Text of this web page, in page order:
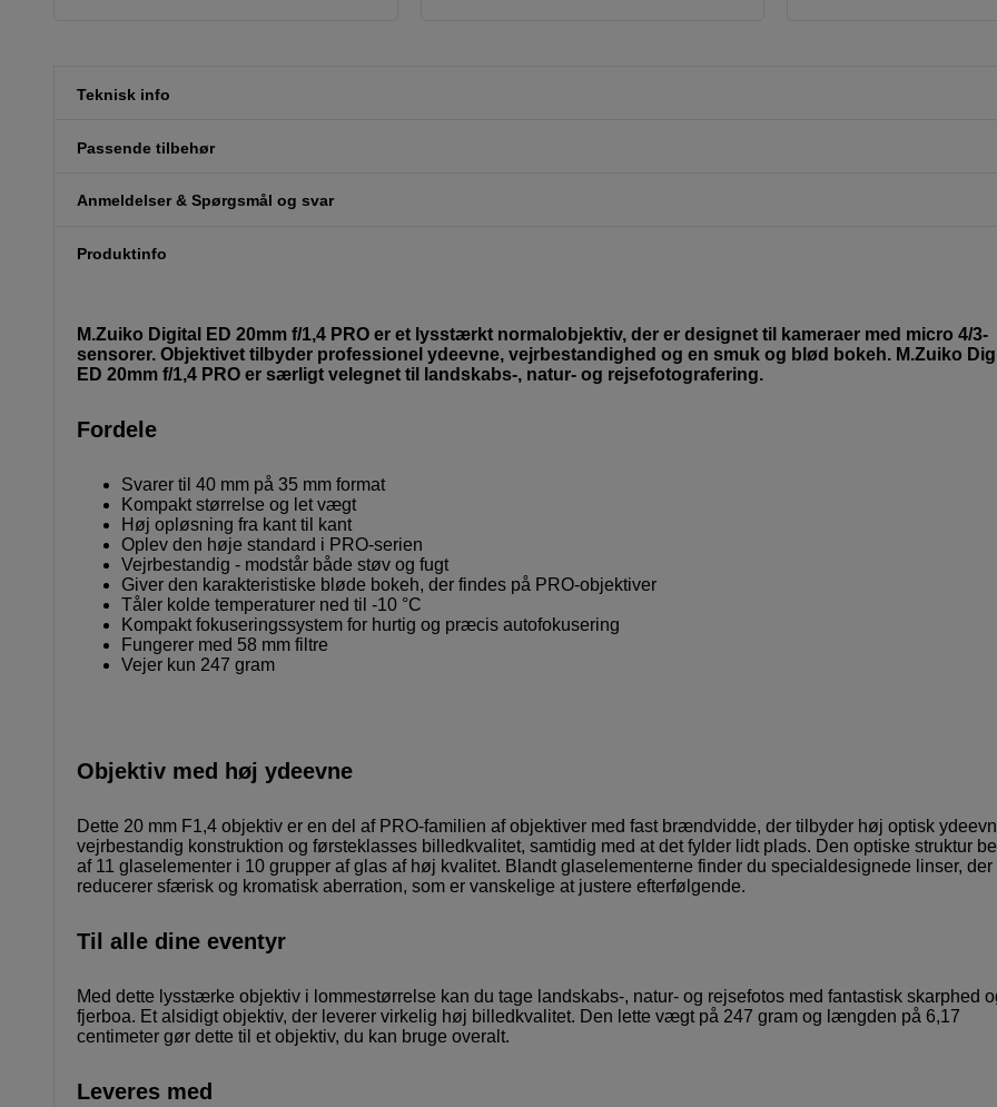
Teknisk info
Passende tilbehør
Anmeldelser & Spørgsmål og svar
Produktinfo
M.Zuiko Digital ED 20mm f/1,4 PRO er et lysstærkt normalobjektiv, der er designet til kameraer med micro 4/3-
sensorer. Objektivet tilbyder professionel ydeevne, vejrbestandighed og en smuk og blød bokeh. M.Zuiko
ED 20mm f/1,4 PRO er særligt velegnet til landskabs-, natur- og rejsefotografering.
Fordele
Svarer til 40 mm på 35 mm format
Kompakt størrelse og let vægt
Høj opløsning fra kant til kant
Oplev den høje standard i PRO-serien
Vejrbestandig - modstår både støv og fugt
Giver den karakteristiske bløde bokeh, der findes på PRO-objektiver
Tåler kolde temperaturer ned til -10 °C
Kompakt fokuseringssystem for hurtig og præcis autofokusering
Fungerer med 58 mm filtre
Vejer kun 247 gram
Objektiv med høj ydeevne
Dette 20 mm F1,4 objektiv er en del af PRO-familien af objektiver med fast brændvidde, der tilbyder høj optisk
vejrbestandig konstruktion og førsteklasses billedkvalitet, samtidig med at det fylder lidt plads. Den optiske struktur
af 11 glaselementer i 10 grupper af glas af høj kvalitet. Blandt glaselementerne finder du specialdesignede linser, der
reducerer sfærisk og kromatisk aberration, som er vanskelige at justere efterfølgende.
Til alle dine eventyr
Med dette lysstærke objektiv i lommestørrelse kan du tage landskabs-, natur- og rejsefotos med fantastisk skarphed
fjerboa. Et alsidigt objektiv, der leverer virkelig høj billedkvalitet. Den lette vægt på 247 gram og længden på 6,17
centimeter gør dette til et objektiv, du kan bruge overalt.
Leveres med